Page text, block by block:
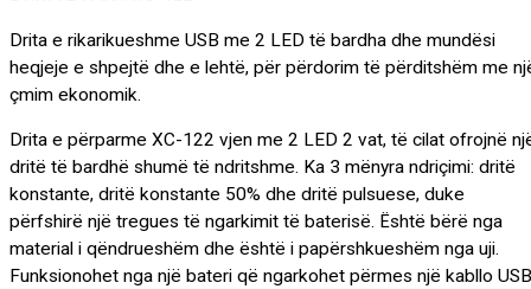
Drita e rikarikueshme USB me 2 LED të bardha dhe mundësi
heqjeje e shpejtë dhe e lehtë, për përdorim të përditshëm me
çmim ekonomik.
Drita e përparme XC-122 vjen me 2 LED 2 vat, të cilat ofrojnë
dritë të bardhë shumë të ndritshme. Ka 3 mënyra ndriçimi: dritë
konstante, dritë konstante 50% dhe dritë pulsuese, duke
përfshirë një tregues të ngarkimit të baterisë. Është bërë nga
material i qëndrueshëm dhe është i papërshkueshëm nga uji.
Funksionohet nga një bateri që ngarkohet përmes një kabllo